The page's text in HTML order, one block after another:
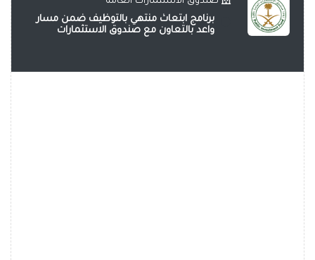
برنامج ابتعاث منتهي بالتوظيف ضمن مسار
واعد بالتعاون مع صندوق الاستثمارات